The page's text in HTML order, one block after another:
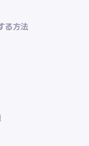
る方法